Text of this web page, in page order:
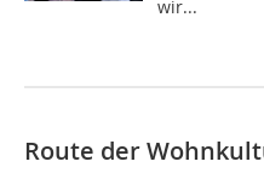
wir...
Route der